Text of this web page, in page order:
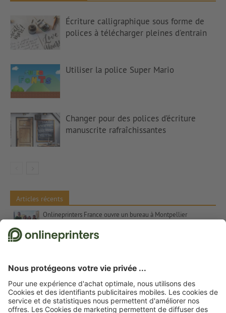
Écriture calligraphique sous forme de
polices à télécharger pleines d'entrain
Utiliser la police Super Mario
Changer pour des polices d’écriture
manuscrite rafraîchissantes
Articles récents
Onlineprinters France ouvre un bureau à Montpellier